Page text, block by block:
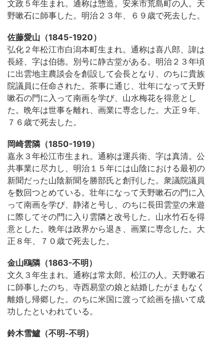
文政５年生まれ。通称は惣造。安来市荒島町の人。天
野嗽石に師事した。明治２３年、６９歳で死去した。
佐藤愛山（1845-1920）
弘化２年松江市白潟本町生まれ。通称は喜八郎、諱は
長経、字は伯徳。別号に静古堂がある。明治２３年頃
に出雲地主農談会を創設して会長となり、のちに貴族
院議員に任命された。茶事に通じ、壮年になって天野
嗽石の門に入って南画を学び、山水梅花を得意とし
た。晩年は世事を離れ、画業に専念した。大正９年、
７６歳で死去した。
岡崎雲隣（1850-1919）
嘉永３年松江市生まれ。通称は運兵衛、字は真清。公
共事業に尽力し、明治１５年には山陰における最初の
新聞だった山陰新聞を勝部氏と創刊した。衆議院議員
を数回つとめている。壮年になって天野嗽石の門に入
って南画を学び、静渚と号し、のちに長田雲堂の来遊
に際してその門に入り雲隣と改号した。山水竹石を得
意とした。晩年は政界から退き、画業に専念した。大
正８年、７０歳で死去した。
金山鴎隣（1863-不明）
文久３年生まれ。通称は常太郎。松江の人。天野嗽石
に師事したのち、寺西易堂の娘と結婚したがまもなく
離婚し帰郷した。のちに米国に渡って絵画を描いて成
功したといわれている。
鈴木雪鱸（不明-不明）